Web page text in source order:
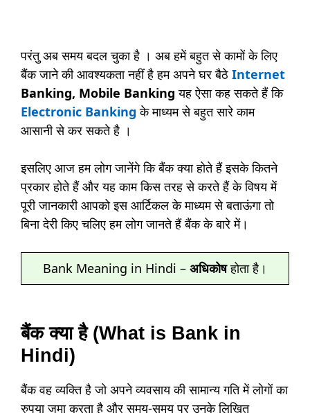
परंतु अब समय बदल चुका है । अब हमें बहुत से कामों के लिए
बैंक जाने की आवश्यकता नहीं है हम अपने घर बैठे Internet
Banking, Mobile Banking यह ऐसा कह सकते हैं कि
Electronic Banking के माध्यम से बहुत सारे काम
आसानी से कर सकते है ।
इसलिए आज हम लोग जानेंगे कि बैंक क्या होते हैं इसके कितने
प्रकार होते हैं और यह काम किस तरह से करते हैं के विषय में
पूरी जानकारी आपको इस आर्टिकल के माध्यम से बताऊंगा तो
बिना देरी किए चलिए हम लोग जानते हैं बैंक के बारे में।
Bank Meaning in Hindi – अधिकोषहोता है।
बैंक क्या है (What is Bank in
Hindi)
बैंक वह व्यक्ति है जो अपने व्यवसाय की सामान्य गति में लोगों का
रुपया जमा करता है और समय-समय पर उनके लिखित